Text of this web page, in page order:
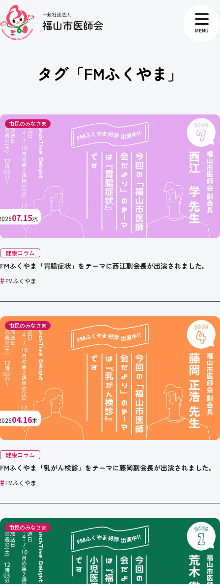
MENU
タグ「FMふくやま」
市民のみなさま
07.15水
健康コラム
FMふくやま「胃腸症状」をテーマに西江副会長が出演されました。
#FMふくやま
市民のみなさま
04.16木
健康コラム
FMふくやま「乳がん検診」をテーマに藤岡副会長が出演されました。
#FMふくやま
市民のみなさま